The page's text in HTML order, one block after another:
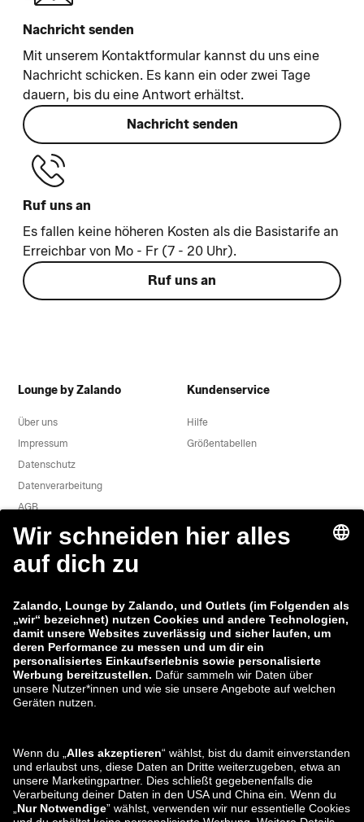
Nachricht senden
Mit unserem Kontaktformular kannst du uns eine
Nachricht schicken. Es kann ein oder zwei Tage
dauern, bis du eine Antwort erhältst.
Nachricht senden
Ruf uns an
Es fallen keine höheren Kosten als die Basistarife an
Erreichbar von Mo - Fr (7 - 20 Uhr).
Ruf uns an
Lounge by Zalando
Über uns
Impressum
Datenschutz
Datenverarbeitung
AGB
Widerruf
Sicherheitslücke melden
Kundenservice
Hilfe
Größentabellen
Zalando-Gruppe
Zalando
ABOUT YOU
Zahlungsmethoden
Du findest uns auch bei
Versand und
Versandpartner